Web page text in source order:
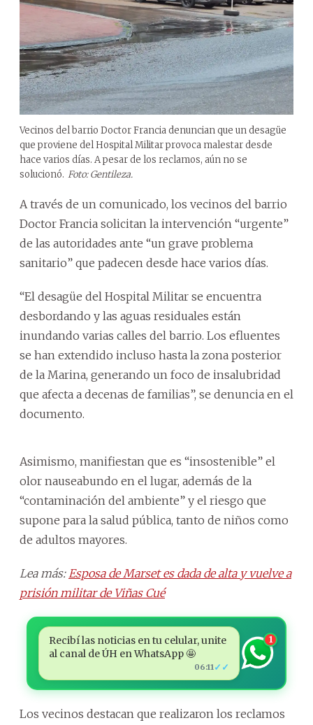
Vecinos del barrio Doctor Francia denuncian que un desagüe
que proviene del Hospital Militar provoca malestar desde
hace varios días. A pesar de los reclamos, aún no se
solucionó. Foto: Gentileza.
A través de un comunicado, los vecinos del barrio
Doctor Francia solicitan la intervención “urgente”
de las autoridades ante “un grave problema
sanitario” que padecen desde hace varios días.
“El desagüe del Hospital Militar se encuentra
desbordando y las aguas residuales están
inundando varias calles del barrio. Los efluentes
se han extendido incluso hasta la zona posterior
de la Marina, generando un foco de insalubridad
que afecta a decenas de familias”, se denuncia en el
documento.
Asimismo, manifiestan que es “insostenible” el
olor nauseabundo en el lugar, además de la
“contaminación del ambiente” y el riesgo que
supone para la salud pública, tanto de niños como
de adultos mayores.
Lea más: Esposa de Marset es dada de alta y vuelve a
prisión militar de Viñas Cué
Recibí las noticias en tu celular, unite
al canal de ÚH en WhatsApp 🤩
06:11 ✓✓
1
Los vecinos destacan que realizaron los reclamos